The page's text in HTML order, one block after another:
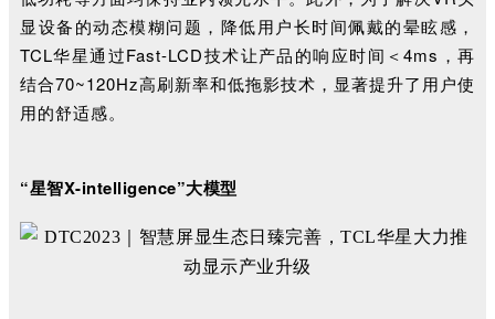
显设备的动态模糊问题，降低用户长时间佩戴的晕眩感，
TCL华星通过Fast-LCD技术让产品的响应时间 ＜4ms，再
结合70~120Hz高刷新率和低拖影技术，显著提升了用户使
用的舒适感。
“星智X-intelligence”大模型